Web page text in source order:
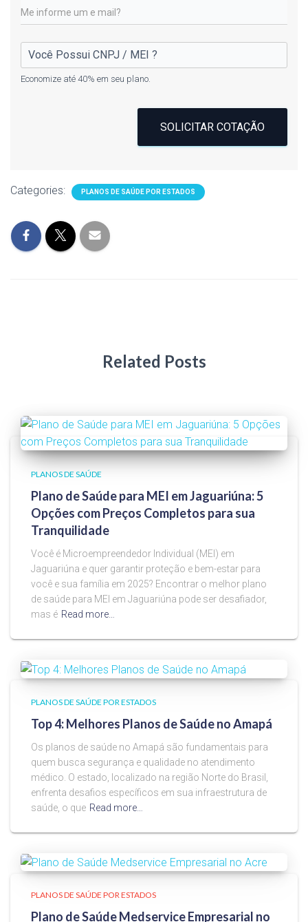
Economize até 40% em seu plano.
SOLICITAR COTAÇÃO
Categories: PLANOS DE SAÚDE POR ESTADOS
Related Posts
PLANOS DE SAÚDE
Plano de Saúde para MEI em Jaguariúna: 5
Opções com Preços Completos para sua
Tranquilidade
Você é Microempreendedor Individual (MEI) em
Jaguariúna e quer garantir proteção e bem-estar para
você e sua família em 2025? Encontrar o melhor plano
de saúde para MEI em Jaguariúna pode ser desafiador,
mas é Read more…
PLANOS DE SAÚDE POR ESTADOS
Top 4: Melhores Planos de Saúde no Amapá
Os planos de saúde no Amapá são fundamentais para
quem busca segurança e qualidade no atendimento
médico. O estado, localizado na região Norte do Brasil,
enfrenta desafios específicos em sua infraestrutura de
saúde, o que Read more…
PLANOS DE SAÚDE POR ESTADOS
Plano de Saúde Medservice Empresarial no